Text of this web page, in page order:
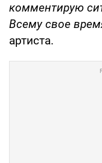
комментирую
Всему свое
артиста.